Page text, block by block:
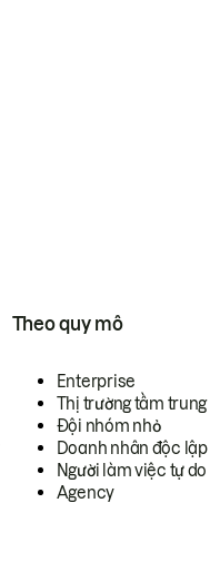
Theo quy mô
Enterprise
Thị trường tầm trung
Đội nhóm nhỏ
Doanh nhân độc lập
Người làm việc tự do
Agency